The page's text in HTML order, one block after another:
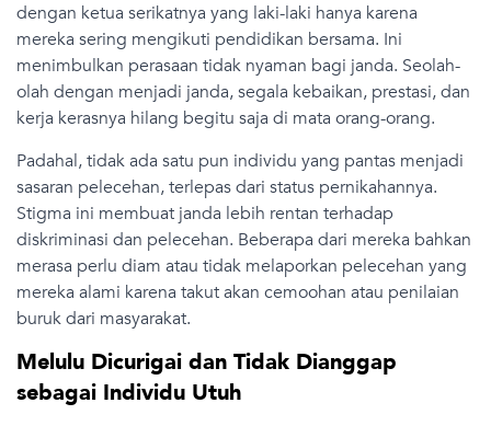
dengan ketua serikatnya yang laki-laki hanya karena
mereka sering mengikuti pendidikan bersama. Ini
menimbulkan perasaan tidak nyaman bagi janda. Seolah-
olah dengan menjadi janda, segala kebaikan, prestasi, dan
kerja kerasnya hilang begitu saja di mata orang-orang.
Padahal, tidak ada satu pun individu yang pantas menjadi
sasaran pelecehan, terlepas dari status pernikahannya.
Stigma ini membuat janda lebih rentan terhadap
diskriminasi dan pelecehan. Beberapa dari mereka bahkan
merasa perlu diam atau tidak melaporkan pelecehan yang
mereka alami karena takut akan cemoohan atau penilaian
buruk dari masyarakat.
Melulu Dicurigai dan Tidak Dianggap
sebagai Individu Utuh